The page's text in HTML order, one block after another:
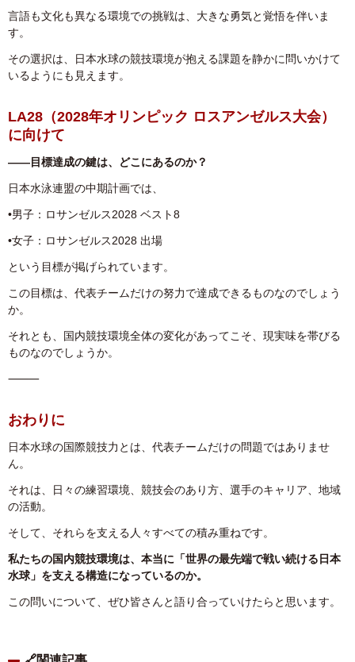
言語も文化も異なる環境での挑戦は、大きな勇気と覚悟を伴いま
す。
その選択は、日本水球の競技環境が抱える課題を静かに問いかけて
いるようにも見えます。
LA28（2028年オリンピック ロスアンゼルス大会）
に向けて
――目標達成の鍵は、どこにあるのか？
日本水泳連盟の中期計画では、
•男子：ロサンゼルス2028 ベスト8
•女子：ロサンゼルス2028 出場
という目標が掲げられています。
この目標は、代表チームだけの努力で達成できるものなのでしょう
か。
それとも、国内競技環境全体の変化があってこそ、現実味を帯びる
ものなのでしょうか。
⸻
おわりに
日本水球の国際競技力とは、代表チームだけの問題ではありませ
ん。
それは、日々の練習環境、競技会のあり方、選手のキャリア、地域
の活動。
そして、それらを支える人々すべての積み重ねです。
私たちの国内競技環境は、 本当に「世界の最先端で戦い続ける日本
水球」 を支える構造になっているのか。
この問いについて、ぜひ皆さんと語り合っていけたらと思います。